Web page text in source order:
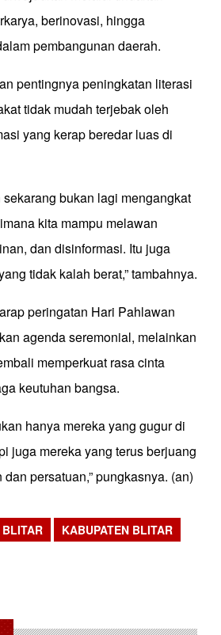
berinovasi, hingga
pembangunan daerah.
pentingnya peningkatan literasi
tidak mudah terjebak oleh
yang kerap beredar luas di
sekarang bukan lagi mengangkat
kita mampu melawan
dan disinformasi. Itu juga
tidak kalah berat,” tambahnya.
peringatan Hari Pahlawan
agenda seremonial, melainkan
memperkuat rasa cinta
keutuhan bangsa.
hanya mereka yang gugur di
juga mereka yang terus berjuang
persatuan,” pungkasnya. (an)
BLITAR
KABUPATEN BLITAR